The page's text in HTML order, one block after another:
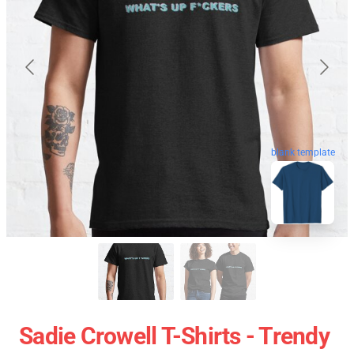
blank template
Sadie Crowell T-Shirts - Trendy